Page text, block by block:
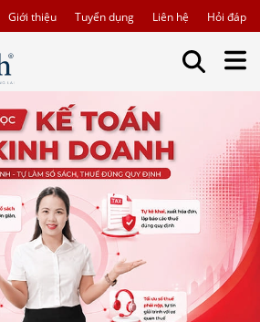
Giới thiệu Tuyển dụng Liên hệ Hỏi đáp